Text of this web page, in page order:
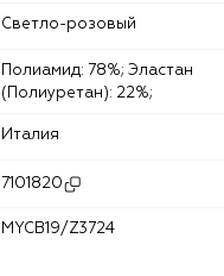
Светло-розовый
(Полиуретан): 22%;
Италия
7101820
MYCB19/Z3724